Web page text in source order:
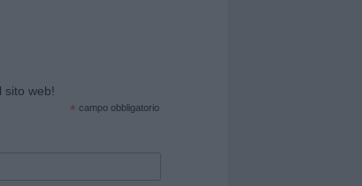
sito web!
* campo obbligatorio